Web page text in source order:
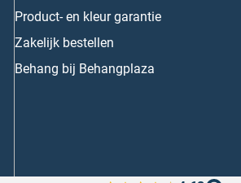
Product- en kleur garantie
Zakelijk bestellen
Behang bij Behangplaza